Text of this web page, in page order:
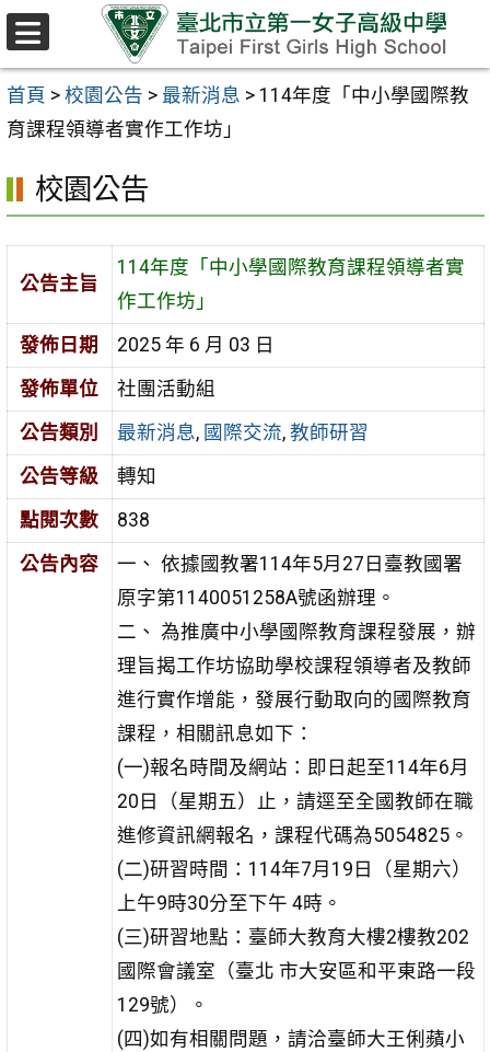
跳至主要內容區
首頁 > 校園公告 > 最新消息 > 114年度「中小學國際教
育課程領導者實作工作坊」
校園公告
公告主旨
114年度「中小學國際教育課程領導者實
作工作坊」
發佈日期
2025 年 6 月 03 日
發佈單位
社團活動組
公告類別
最新消息, 國際交流, 教師研習
公告等級
轉知
點閱次數
838
公告內容
一、 依據國教署114年5月27日臺教國署
原字第1140051258A號函辦理。
二、 為推廣中小學國際教育課程發展，辦
理旨揭工作坊協助學校課程領導者及教師
進行實作增能，發展行動取向的國際教育
課程，相關訊息如下：
(一)報名時間及網站：即日起至114年6月
20日（星期五） 止，請逕至全國教師在職
進修資訊網報名，課程代碼為5054825。
(二)研習時間：114年7月19日（星期六）
上午9時30分至下午 4時。
(三)研習地點：臺師大教育大樓2樓教202
國際會議室（臺北 市大安區和平東路一段
129號）。
(四)如有相關問題，請洽臺師大王俐蘋小
選
單